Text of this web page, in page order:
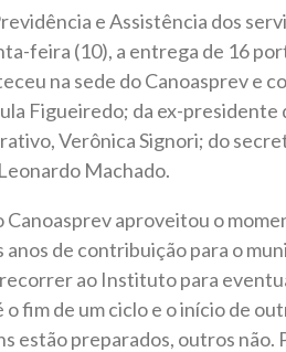
e Assistência dos
feira (10), a entrega de 16
na sede do Canoasprev e
Figueiredo; da ex-
Verônica Signori; do
Machado.
aproveitou o
de contribuição para o
ao Instituto para
fim de um ciclo e o início de
estão preparados, outros não.